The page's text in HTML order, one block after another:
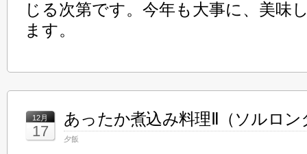
じる次第です。今年も大事に、美味
ます。
12月
17
あったか煮込み料理Ⅱ（ソルロン
夕飯